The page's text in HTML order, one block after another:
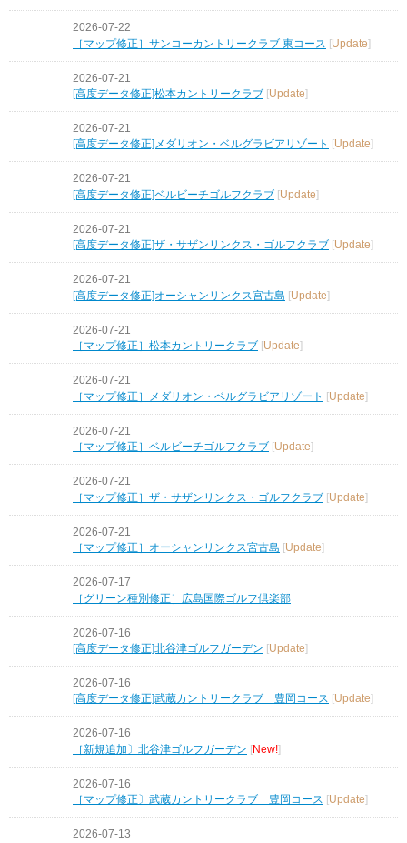
2026-07-22
［マップ修正］サンコーカントリークラブ 東コース [Update]
2026-07-21
[高度データ修正]松本カントリークラブ [Update]
2026-07-21
[高度データ修正]メダリオン・ベルグラビアリゾート
Update
2026-07-21
[高度データ修正]ベルビーチゴルフクラブ [Update]
2026-07-21
[高度データ修正]ザ・サザンリンクス・ゴルフクラブ
Update
2026-07-21
[高度データ修正]オーシャンリンクス宮古島 [Update]
2026-07-21
［マップ修正］松本カントリークラブ
Update
2026-07-21
［マップ修正］メダリオン・ベルグラビアリゾート
[Update]
2026-07-21
［マップ修正］ベルビーチゴルフクラブ [Update]
2026-07-21
［マップ修正］ザ・サザンリンクス・ゴルフクラブ [Update]
2026-07-21
［マップ修正］オーシャンリンクス宮古島 [Update]
2026-07-17
［グリーン種別修正］広島国際ゴルフ倶楽部
2026-07-16
[高度データ修正]北谷津ゴルフガーデン [Update]
2026-07-16
[高度データ修正]武蔵カントリークラブ 豊岡コース
Update
2026-07-16
［新規追加〕北谷津ゴルフガーデン [New!]
2026-07-16
［マップ修正〕武蔵カントリークラブ 豊岡コース
Update
2026-07-13